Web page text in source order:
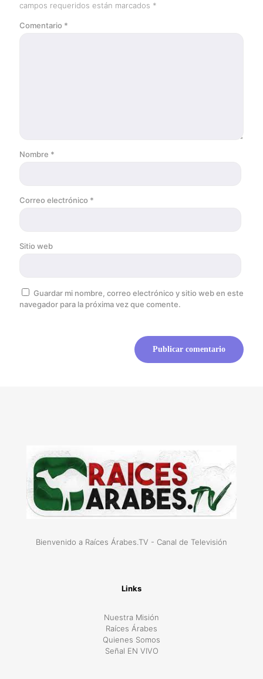
campos requeridos están marcados *
Comentario *
Nombre *
Correo electrónico *
Sitio web
Guardar mi nombre, correo electrónico y sitio web en este
navegador para la próxima vez que comente.
Bienvenido a Raíces Árabes.TV - Canal de Televisión
Links
Nuestra Misión
Raíces Árabes
Quienes Somos
Señal EN VIVO